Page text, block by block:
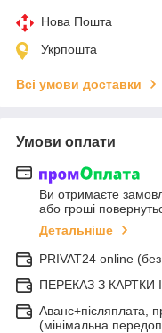
Нова Пошта
Укрпошта
Всі умови доставки
Умови оплати
Ви отримаєте
або гроші
Детальніше
PRIVAT24 online (без
ПЕРЕКАЗ З КАРТКИ
Аванс+післяплата,
(мінімальна